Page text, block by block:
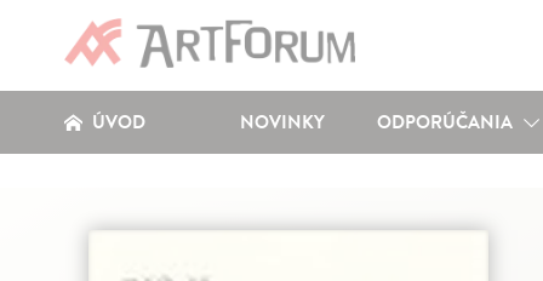
ÚVOD NOVINKY ODPORÚČANIA